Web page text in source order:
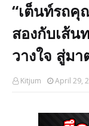
“เต็นท์รถคุ
สองกับเส้น
วางใจ สู่ม
Kitjum April 29,